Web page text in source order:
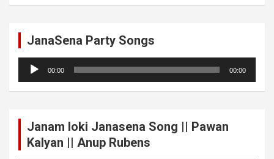
JanaSena Party Songs
Audio
Player
00:00 00:00
Janam loki Janasena Song || Pawan
Kalyan || Anup Rubens